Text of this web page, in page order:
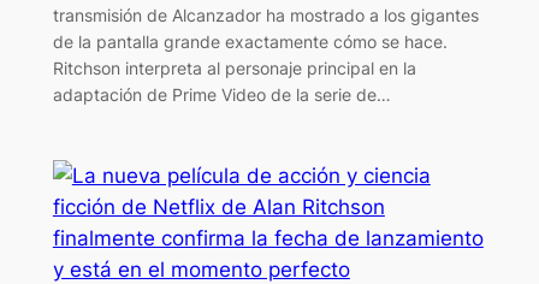
transmisión de Alcanzador ha mostrado a los gigantes
de la pantalla grande exactamente cómo se hace.
Ritchson interpreta al personaje principal en la
adaptación de Prime Video de la serie de…